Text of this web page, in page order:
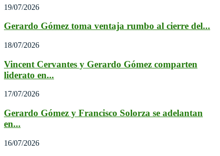
19/07/2026
Gerardo Gómez toma ventaja rumbo al cierre del...
18/07/2026
Vincent Cervantes y Gerardo Gómez comparten
liderato en...
17/07/2026
Gerardo Gómez y Francisco Solorza se adelantan
en...
16/07/2026